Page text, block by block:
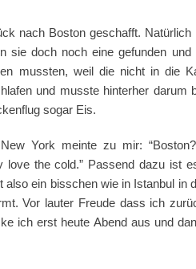
nach Boston geschafft.
sie doch noch eine gefunden
mussten, weil die nicht in die
und musste hinterher darum
sogar Eis.
York meinte zu mir:
the cold.” Passend dazu ist
ein bisschen wie in Istanbul in
Vor lauter Freude dass ich
ich erst heute Abend aus und